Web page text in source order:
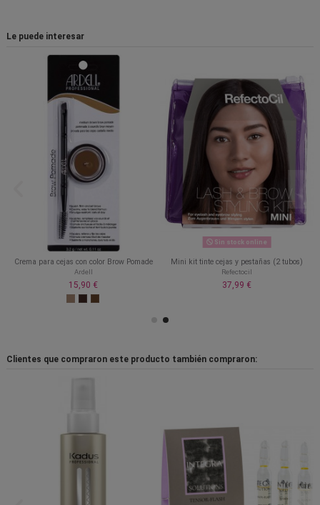
Le puede interesar
Crema para cejas con color Brow Pomade
Ardell
15,90 €
Sin stock online
Mini kit tinte cejas y pestañas (2 tubos)
Refectocil
37,99 €
Clientes que compraron este producto también compraron: